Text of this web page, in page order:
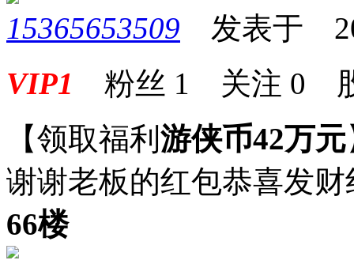
15365653509 发表于
VIP1 粉丝 1 关注 0
【领取福利 游侠币42万元
谢谢老板的红包恭喜发
66楼